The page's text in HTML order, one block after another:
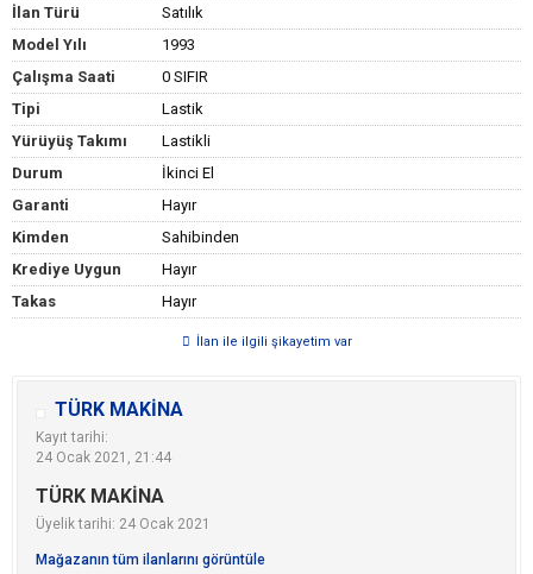
İlan Türü
Satılık
Model Yılı
1993
Çalışma Saati
0 SIFIR
Tipi
Lastik
Yürüyüş Takımı
Lastikli
Durum
İkinci El
Garanti
Hayır
Kimden
Sahibinden
Krediye Uygun
Hayır
Takas
Hayır
İlan ile ilgili şikayetim var
TÜRK MAKİNA
Kayıt tarihi:
24 Ocak 2021, 21:44
TÜRK MAKİNA
Üyelik tarihi: 24 Ocak 2021
Mağazanın tüm ilanlarını görüntüle